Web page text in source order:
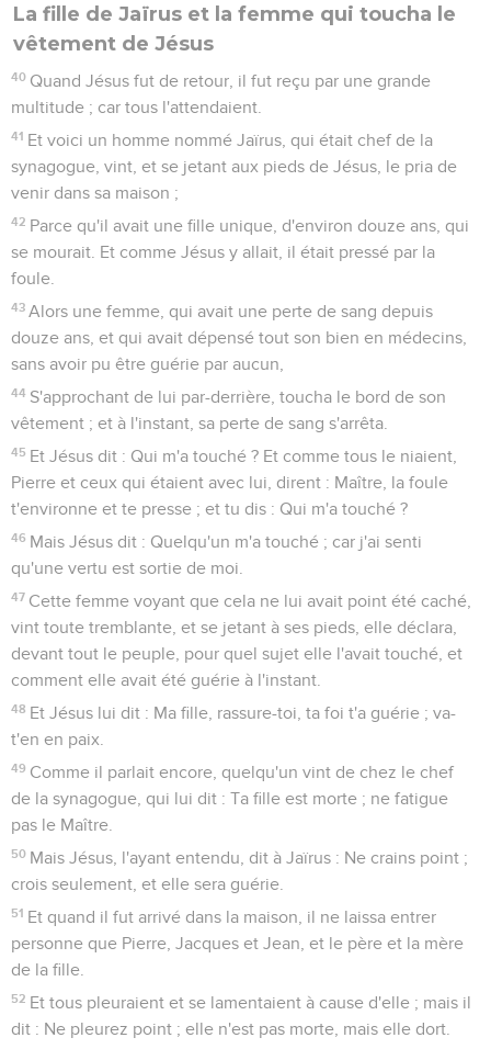
La fille de Jaïrus et la femme qui toucha le
vêtement de Jésus
40 Quand Jésus fut de retour, il fut reçu par une grande
multitude ; car tous l'attendaient.
41 Et voici un homme nommé Jaïrus, qui était chef de la
synagogue, vint, et se jetant aux pieds de Jésus, le pria de
venir dans sa maison ;
42 Parce qu'il avait une fille unique, d'environ douze ans, qui
se mourait. Et comme Jésus y allait, il était pressé par la
foule.
43 Alors une femme, qui avait une perte de sang depuis
douze ans, et qui avait dépensé tout son bien en médecins,
sans avoir pu être guérie par aucun,
44 S'approchant de lui par-derrière, toucha le bord de son
vêtement ; et à l'instant, sa perte de sang s'arrêta.
45 Et Jésus dit : Qui m'a touché ? Et comme tous le niaient,
Pierre et ceux qui étaient avec lui, dirent : Maître, la foule
t'environne et te presse ; et tu dis : Qui m'a touché ?
46 Mais Jésus dit : Quelqu'un m'a touché ; car j'ai senti
qu'une vertu est sortie de moi.
47 Cette femme voyant que cela ne lui avait point été caché,
vint toute tremblante, et se jetant à ses pieds, elle déclara,
devant tout le peuple, pour quel sujet elle l'avait touché, et
comment elle avait été guérie à l'instant.
48 Et Jésus lui dit : Ma fille, rassure-toi, ta foi t'a guérie ; va-
t'en en paix.
49 Comme il parlait encore, quelqu'un vint de chez le chef
de la synagogue, qui lui dit : Ta fille est morte ; ne fatigue
pas le Maître.
50 Mais Jésus, l'ayant entendu, dit à Jaïrus : Ne crains point ;
crois seulement, et elle sera guérie.
51 Et quand il fut arrivé dans la maison, il ne laissa entrer
personne que Pierre, Jacques et Jean, et le père et la mère
de la fille.
52 Et tous pleuraient et se lamentaient à cause d'elle ; mais il
dit : Ne pleurez point ; elle n'est pas morte, mais elle dort.